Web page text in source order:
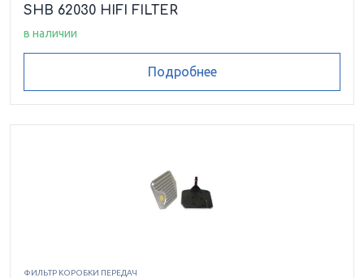
SHB 62030 HIFI FILTER
в наличии
Подробнее
ФИЛЬТР КОРОБКИ ПЕРЕДАЧ